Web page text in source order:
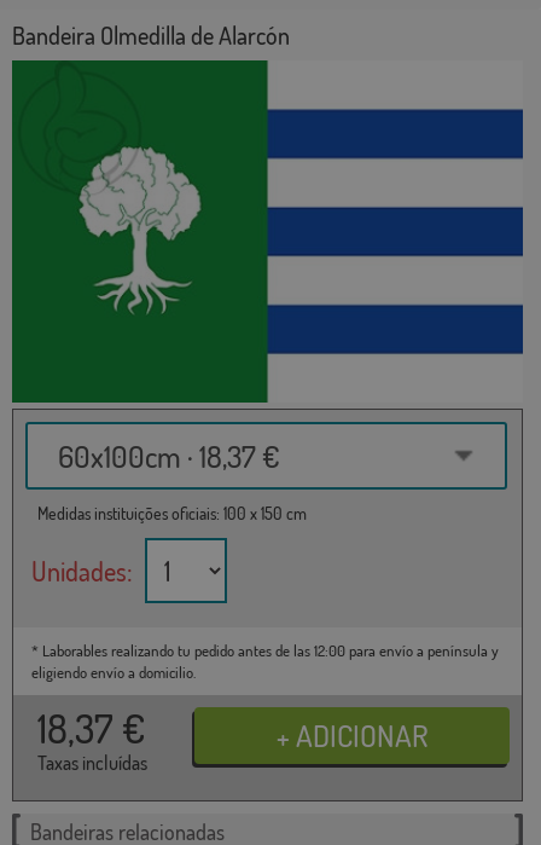
Bandeira Olmedilla de Alarcón
60x100cm · 18,37 €
Medidas instituições oficiais: 100 x 150 cm
Unidades:
* Laborables realizando tu pedido antes de las 12:00 para envío a península y
eligiendo envío a domicilio.
18,37 €
Taxas incluídas
Bandeiras relacionadas